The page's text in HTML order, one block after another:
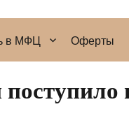
в МФЦ Оферты